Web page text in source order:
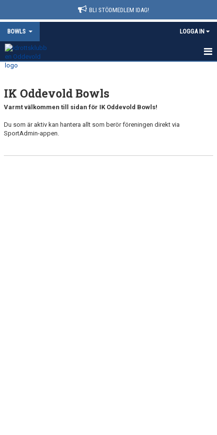
BLI STÖDMEDLEM IDAG!
BOWLS LOGGA IN
HEM
NYHETER
MATCHER
TRUPPEN
IK Oddevold Bowls
Varmt välkommen till sidan för IK Oddevold Bowls!
Du som är aktiv kan hantera allt som berör föreningen direkt via
SportAdmin-appen.